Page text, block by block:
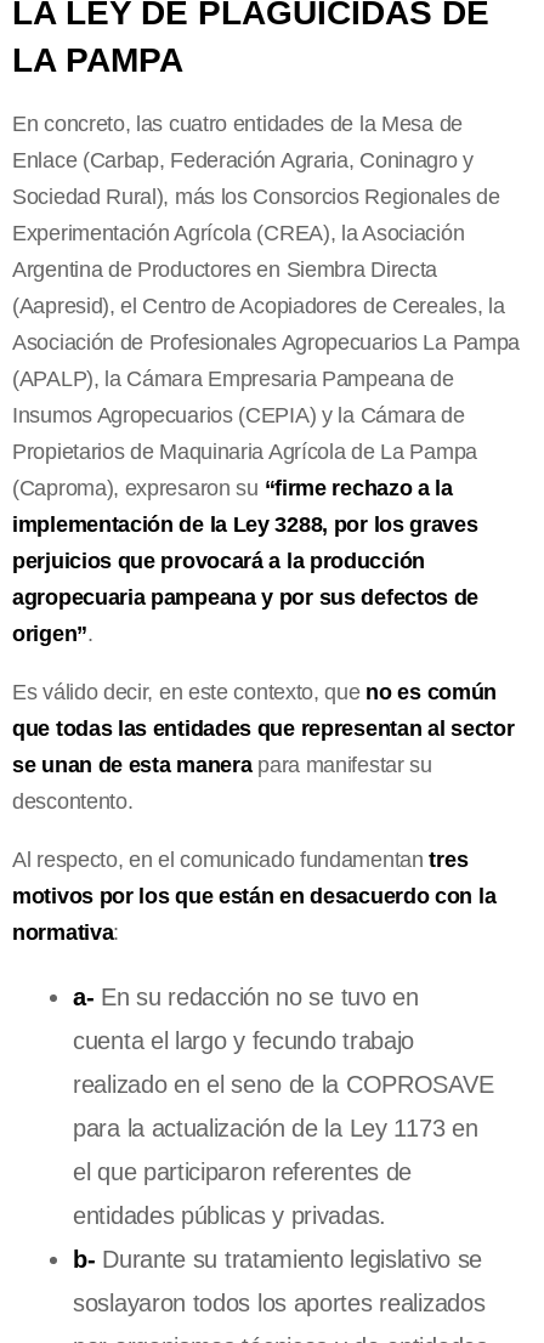
LA LEY DE PLAGUICIDAS DE
LA PAMPA
En concreto, las cuatro entidades de la Mesa de
Enlace (Carbap, Federación Agraria, Coninagro y
Sociedad Rural), más los Consorcios Regionales de
Experimentación Agrícola (CREA), la Asociación
Argentina de Productores en Siembra Directa
(Aapresid), el Centro de Acopiadores de Cereales, la
Asociación de Profesionales Agropecuarios La Pampa
(APALP), la Cámara Empresaria Pampeana de
Insumos Agropecuarios (CEPIA) y la Cámara de
Propietarios de Maquinaria Agrícola de La Pampa
(Caproma), expresaron su “firme rechazo a la
implementación de la Ley 3288, por los graves
perjuicios que provocará a la producción
agropecuaria pampeana y por sus defectos de
origen”.
Es válido decir, en este contexto, que no es común
que todas las entidades que representan al sector
se unan de esta manerapara manifestar su
descontento.
Al respecto, en el comunicado fundamentantres
motivos por los que están en desacuerdo con la
normativa:
a- En su redacción no se tuvo en
cuenta el largo y fecundo trabajo
realizado en el seno de la COPROSAVE
para la actualización de la Ley 1173 en
el que participaron referentes de
entidades públicas y privadas.
b- Durante su tratamiento legislativo se
soslayaron todos los aportes realizados